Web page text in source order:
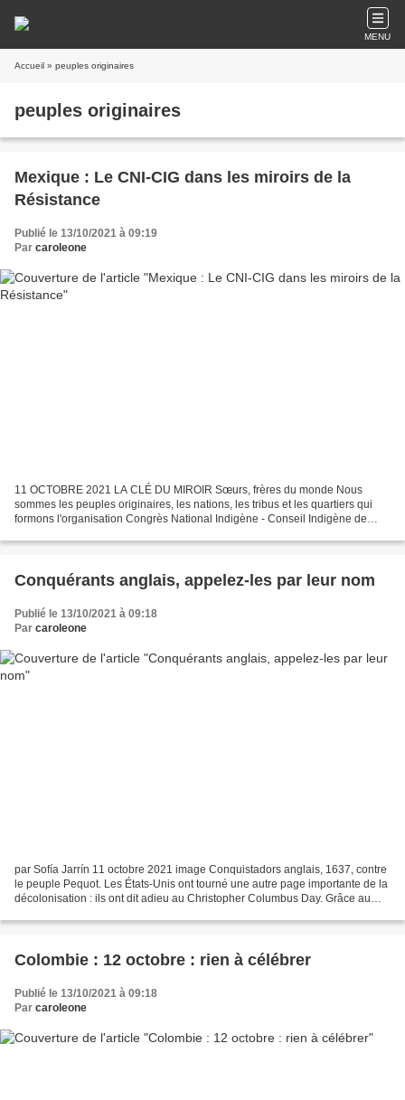
MENU
Accueil » peuples originaires
peuples originaires
Mexique : Le CNI-CIG dans les miroirs de la
Résistance
Publié le 13/10/2021 à 09:19
Par caroleone
11 OCTOBRE 2021 LA CLÉ DU MIROIR Sœurs, frères du monde Nous
sommes les peuples originaires, les nations, les tribus et les quartiers qui
formons l'organisation Congrès National Indigène - Conseil Indigène de
Conquérants anglais, appelez-les par leur nom
Publié le 13/10/2021 à 09:18
Par caroleone
par Sofía Jarrín 11 octobre 2021 image Conquistadors anglais, 1637, contre
le peuple Pequot. Les États-Unis ont tourné une autre page importante de la
décolonisation : ils ont dit adieu au Christopher Columbus Day. Grâce au
Colombie : 12 octobre : rien à célébrer
Publié le 13/10/2021 à 09:18
Par caroleone